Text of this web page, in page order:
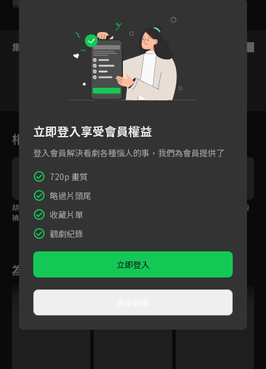
普遍級
集數列表
相關花絮
胡瓜市場人氣超旺，小
禎自曝對目光恐懼超內
胡瓜親自泡咖啡，卻泡
為您推薦
VIP
立即登入享受會員權益
登入會員解決看劇各種惱人的事，我們為會員提供了
720p 畫質
略過片頭尾
收藏片單
觀劇紀錄
立即登入